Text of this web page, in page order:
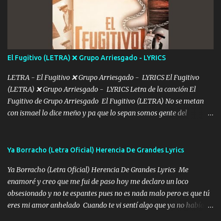
De mi vida... Cómo tú no hay nadie más No hay nadie
más Si te sientes sola no me llames porfa Me pongo sencible e
imagino tu sombra Clase azul es el tequila e interior la ropa Clip
cap la champagne el polvo es color rosa Me contacto un ángel eres
tú mi hermosa La que me alegra los días y sigo tomando Y
pensar... Que tú ya no vas a estar Pasarán... Solito me dejaras
Intentar... ...
El Fugitivo (LETRA) ❌ Grupo Arriesgado - LYRICS
LETRA - El Fugitivo ❌ Grupo Arriesgado - LYRICS El Fugitivo
(LETRA) ❌ Grupo Arriesgado - LYRICS Letra de la canción El
Fugitivo de Grupo Arriesgado El Fugitivo (LETRA) No se metan
con ismael lo dice meño y pa que lo sepan somos gente del
grande traemos la bandera 04 se oye por los radios y bien
ofrece también peleam'os bien atentó el compa huicho la corta al
cinto y radios colgados cuando salimos del rancho carros
blindándos y bien equipados no somos gente de problemas pero
defendemos muy bien nuestra tierra buena sombra nos cobija y el
Ya Borracho (Letra Oficial) Herencia De Grandes Lyrics
Ya Borracho (Letra Oficial) Herencia De Grandes Lyrics Me
enamoré y creo que me fui de paso hoy me declaro un loco
obsesionado y no te espantes pues no es nada malo pero es que tú
eres mi amor anhelado Cuando te vi sentí algo que ya no había